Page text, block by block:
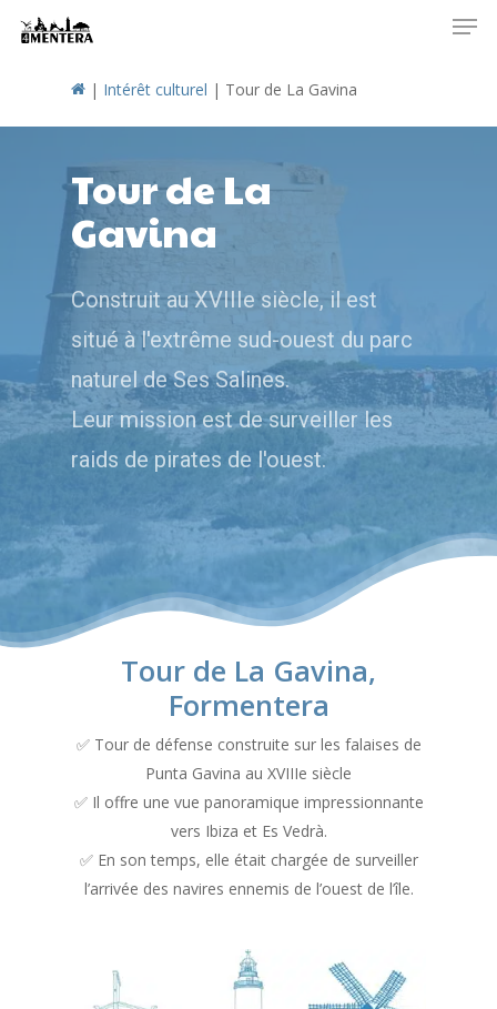
| Intérêt culturel | Tour de La Gavina
Tour de La
Gavina
Construit au XVIIIe siècle, il est
situé à l'extrême sud-ouest du parc
naturel de Ses Salines.
Leur mission est de surveiller les
raids de pirates de l'ouest.
Tour de La Gavina,
Formentera
✅ Tour de défense construite sur les falaises de
Punta Gavina au XVIIIe siècle
✅ Il offre une vue panoramique impressionnante
vers Ibiza et Es Vedrà.
✅ En son temps, elle était chargée de surveiller
l’arrivée des navires ennemis de l’ouest de l’île.